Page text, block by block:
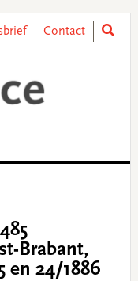
Contact
Brabant,
en 24/1886